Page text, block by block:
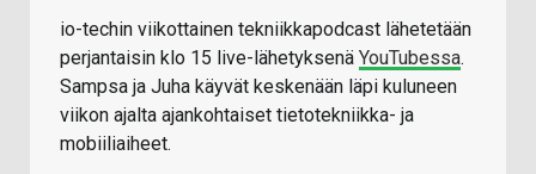
io-techin viikottainen tekniikkapodcast lähetetään
perjantaisin klo 15 live-lähetyksenä YouTubessa.
Sampsa ja Juha käyvät keskenään läpi kuluneen
viikon ajalta ajankohtaiset tietotekniikka- ja
mobiiliaiheet.